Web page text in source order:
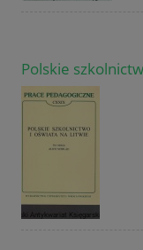
Polskie